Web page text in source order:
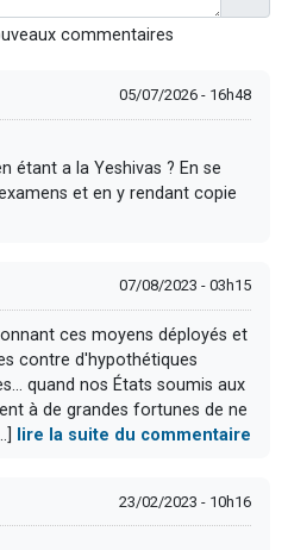
commentaires
05/07/2026 - 16h48
étant a la Yeshivas ? En se
et en y rendant copie
07/08/2023 - 03h15
ces moyens déployés et
contre d'hypothétiques
quand nos États soumis aux
à de grandes fortunes de ne
lire la suite du commentaire
23/02/2023 - 10h16